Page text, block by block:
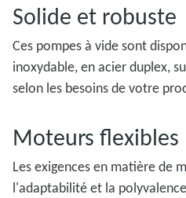
Solide et robuste
Ces pompes à vide sont
inoxydable, en acier duplex,
selon les besoins de votre
Moteurs flexibles
Les exigences en matière de
l'adaptabilité et la